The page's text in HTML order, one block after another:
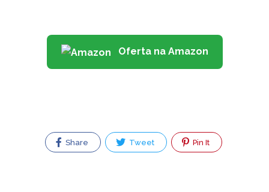
Oferta na Amazon
Share Tweet Pin It